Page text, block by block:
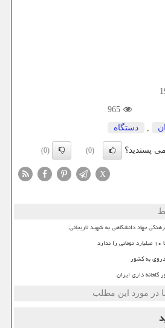
965
, دستگاه
پسندید؟ (0)
(0)
X
جهاد دانشگاهی به شهید لاریجانی
داری ایران
در مورد این مطلب